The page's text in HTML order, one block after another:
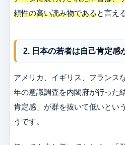
頼性の高い読み物であると言え
2. 日本の若者は自己肯定感
アメリカ、イギリス、フランス
年の意識調査を内閣府が行った
肯定感」が群を抜いて低いとい
うです。